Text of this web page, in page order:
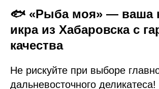
🐟 «Рыба моя» — ваша
икра из Хабаровска с
качества
Не рискуйте при выборе
дальневосточного деликатеса!